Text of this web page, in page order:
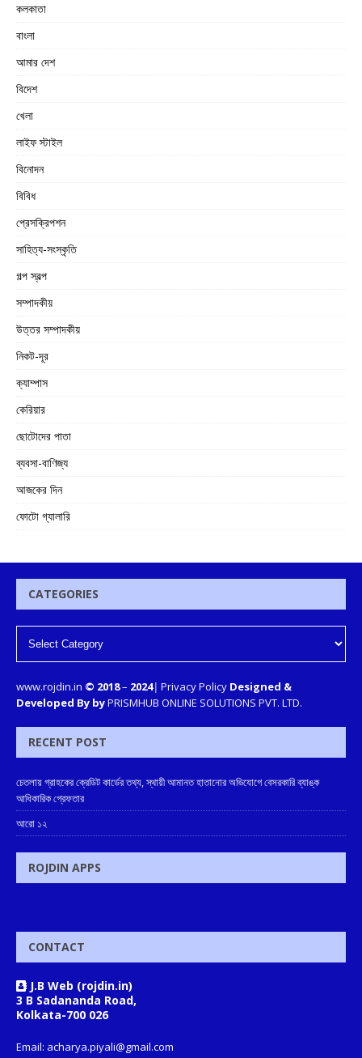
কলকাতা
বাংলা
আমার দেশ
বিদেশ
খেলা
লাইফ স্টাইল
বিনোদন
বিবিধ
প্রেসক্রিপশন
সাহিত্য-সংস্কৃতি
গল্প স্বল্প
সম্পাদকীয়
উত্তর সম্পাদকীয়
নিকট-দূর
ক্যাম্পাস
কেরিয়ার
ছোটোদের পাতা
ব্যবসা-বাণিজ্য
আজকের দিন
ফোটো গ্যালারি
CATEGORIES
www.rojdin.in © 2018– 2024| Privacy Policy Designed &
Developed By byPRISMHUB ONLINE SOLUTIONS PVT. LTD.
RECENT POST
চেতলায় গ্রাহকের ক্রেডিট কার্ডের তথ্য, স্থায়ী আমানত হাতানোর অভিযোগে বেসরকারি ব্যাঙ্ক
আধিকারিক গ্রেফতার
আরো ১২
ROJDIN APPS
CONTACT
J.B Web (rojdin.in)
3 B Sadananda Road,
Kolkata-700 026
Email: acharya.piyali@gmail.com